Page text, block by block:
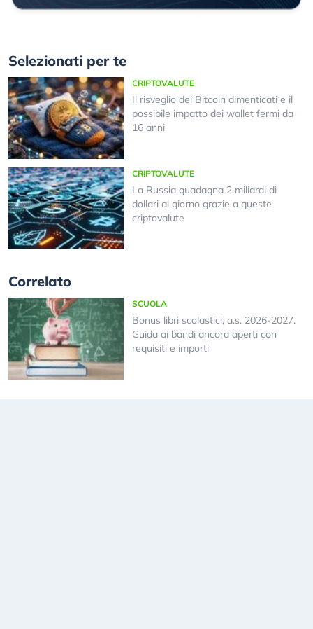
Selezionati per te
CRIPTOVALUTE
Il risveglio dei Bitcoin dimenticati e il
possibile impatto dei wallet fermi da
16 anni
CRIPTOVALUTE
La Russia guadagna 2 miliardi di
dollari al giorno grazie a queste
criptovalute
Correlato
SCUOLA
Bonus libri scolastici, a.s. 2026-2027.
Guida ai bandi ancora aperti con
requisiti e importi